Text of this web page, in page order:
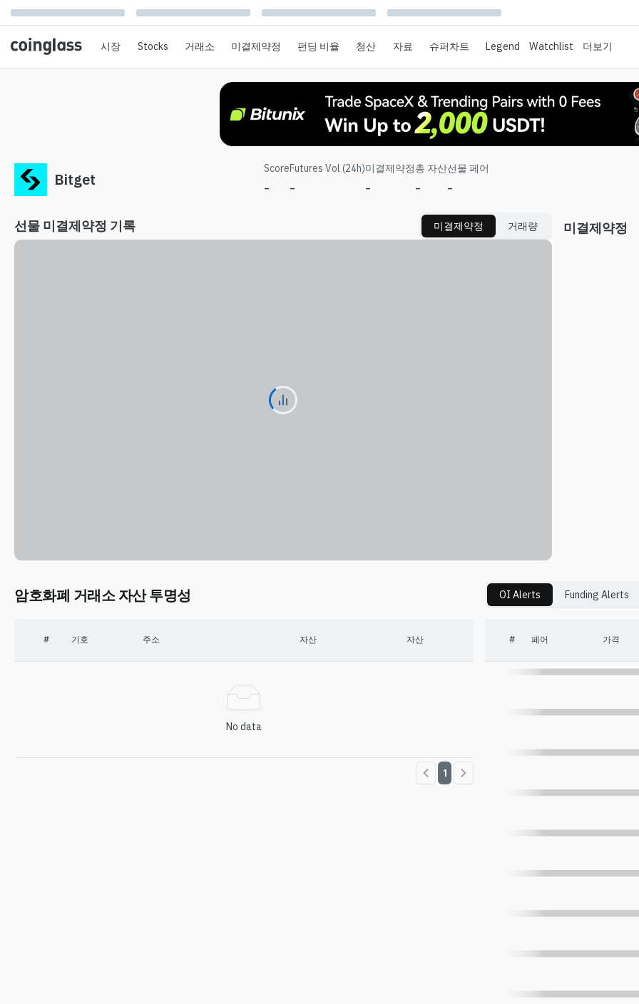
시장 Stocks 거래소 미결제약정 펀딩 비율 청산 자료 슈퍼차트 Legend Watchlist 더보기
Bitget
Score
-
Futures Vol (24h)
-
미결제약정
-
총 자산
-
선물 페어
-
선물 미결제약정 기록 미결제약정 거래량 미결제약정
암호화폐 거래소 자산 투명성
# 기호 주소 자산 자산
No data
1
OI Alerts Funding Alerts
# 페어 가격